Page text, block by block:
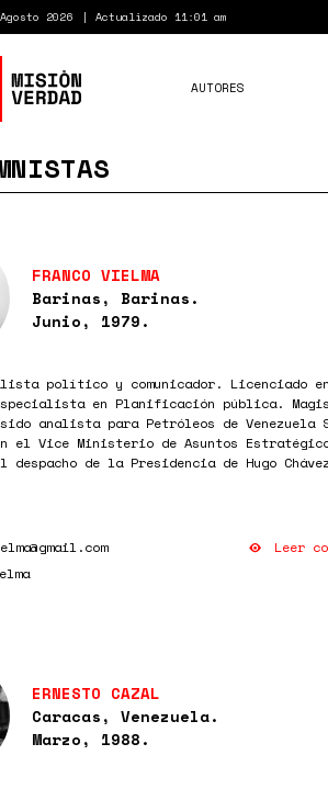
2026 Actualizado 11:01 am
AUTORES
FRANCO VIELMA
Barinas, Barinas.
Junio, 1979.
político y comunicador. Licenciado
en Planificación pública.
analista para Petróleos de Venezuela
el Vice Ministerio de Asuntos
de la Presidencia de Hugo
Leer
ERNESTO CAZAL
Caracas, Venezuela.
Marzo, 1988.